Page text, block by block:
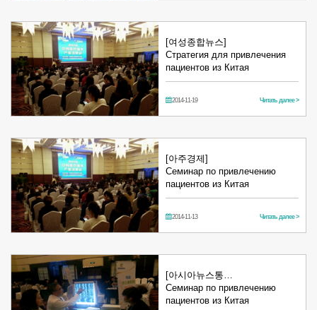
[여성종합뉴스]
Стратегия для привлечения
пациентов из Китая
2014-11-19 Читать далее >
[아주경제]
Семинар по привлечению
пациентов из Китая
2014-11-13 Читать далее >
[아시아뉴스통…
Семинар по привлечению
пациентов из Китая